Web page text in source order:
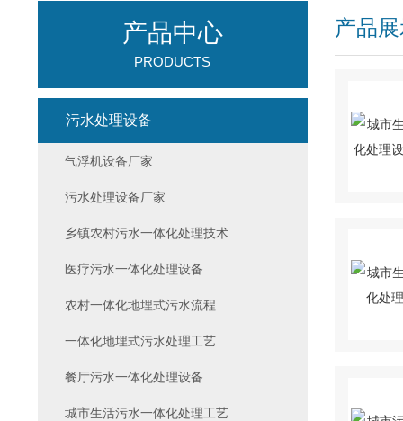
产品
产品中心
PRODUCTS
污水处理设备
气浮机设备厂家
污水处理设备厂家
乡镇农村污水一体化处理技术
医疗污水一体化处理设备
农村一体化地埋式污水流程
一体化地埋式污水处理工艺
餐厅污水一体化处理设备
城市生活污水一体化处理工艺